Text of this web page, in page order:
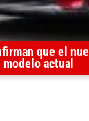
que el
actual